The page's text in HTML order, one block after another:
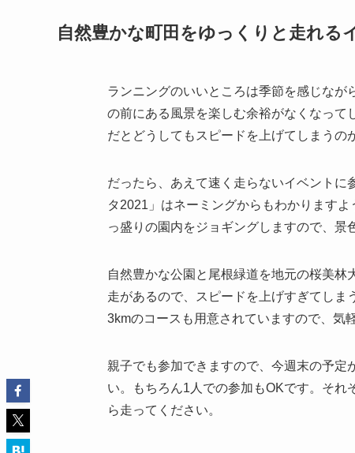
自然豊かな町田をゆっくりと走れる
ランニングのいいところは季節を感じなが
の前にある風景を楽しむ余裕がなくなって
だとどうしてもスピードを上げてしまうの
だったら、あえて速く走らないイベントに
タ2021」はネーミングからもわかります
っ盛りの園内をジョギングしますので、景
自然豊かな公園と尾根緑道を地元の桜美
走があるので、スピードを上げすぎてし
3kmのコースも用意されていますので、気
親子でも参加できますので、今週末の予定
い。もちろん1人での参加もOKです。そ
ら走ってください。